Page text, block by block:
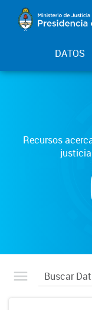
DATOS
Recursos